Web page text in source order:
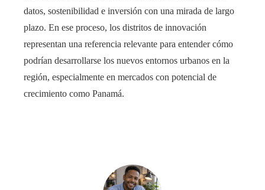
datos, sostenibilidad e inversión con una mirada de largo
plazo. En ese proceso, los distritos de innovación
representan una referencia relevante para entender cómo
podrían desarrollarse los nuevos entornos urbanos en la
región, especialmente en mercados con potencial de
crecimiento como Panamá.